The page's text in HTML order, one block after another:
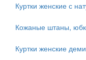
Куртки женские с
Кожаные штаны,
Куртки женские